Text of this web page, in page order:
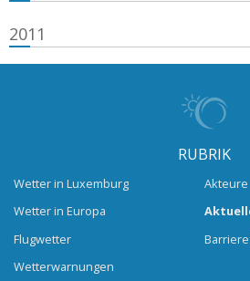
2011
RUBRIK
Wetter in Luxemburg
Wetter in Europa
Flugwetter
Wetterwarnungen
Akteure